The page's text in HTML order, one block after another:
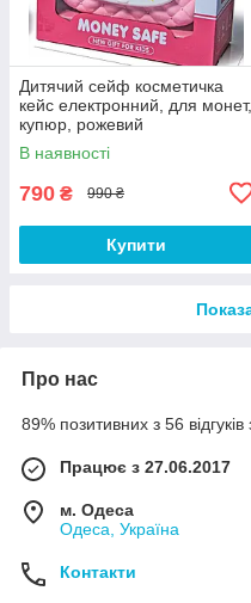
Дитячий сейф косметичка
кейс електронний, для монет,
купюр, рожевий
В наявності
790 ₴ 990 ₴
Купити
Про нас
89% позитивних з 56 відгуків
Працює з 27.06.2017
м. Одеса
Одеса, Україна
Контакти